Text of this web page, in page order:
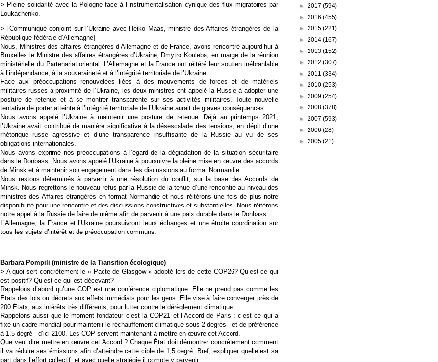
> Pleine solidarité avec la Pologne face à l’instrumentalisation cynique des flux migratoires par
Loukachenko.
> [Communiqué conjoint sur l’Ukraine avec Heiko Maas, ministre des Affaires étrangères de la
République fédérale d’Allemagne]
Nous, Ministres des affaires étrangères d’Allemagne et de France, avons rencontré aujourd’hui à
Bruxelles le Ministre des affaires étrangères d’Ukraine, Dmytro Kouleba, en marge de la réunion
ministérielle du Partenariat oriental. L’Allemagne et la France ont réitéré leur soutien inébranlable
à l’indépendance, à la souveraineté et à l’intégrité territoriale de l’Ukraine.
Face aux préoccupations renouvelées liées à des mouvements de forces et de matériels
militaires russes à proximité de l’Ukraine, les deux ministres ont appelé la Russie à adopter une
posture de retenue et à se montrer transparente sur ses activités militaires. Toute nouvelle
tentative de porter atteinte à l’intégrité territoriale de l’Ukraine aurait de graves conséquences.
Nous avons appelé l’Ukraine à maintenir une posture de retenue. Déjà au printemps 2021,
l’Ukraine avait contribué de manière significative à la désescalade des tensions, en dépit d’une
rhétorique russe agressive et d’une transparence insuffisante de la Russie au vu de ses
obligations internationales.
Nous avons exprimé nos préoccupations à l’égard de la dégradation de la situation sécuritaire
dans le Donbass. Nous avons appelé l’Ukraine à poursuivre la pleine mise en œuvre des accords
de Minsk et à maintenir son engagement dans les discussions au format Normandie.
Nous restons déterminés à parvenir à une résolution du conflit, sur la base des Accords de
Minsk. Nous regrettons le nouveau refus par la Russie de la tenue d’une rencontre au niveau des
ministres des Affaires étrangères en format Normandie et nous réitérons une fois de plus notre
disponibilité pour une rencontre et des discussions constructives et substantielles. Nous réitérons
notre appel à la Russie de faire de même afin de parvenir à une paix durable dans le Donbass.
L’Allemagne, la France et l’Ukraine poursuivront leurs échanges et une étroite coordination sur
tous les sujets d’intérêt et de préoccupation communs.
Barbara Pompili (ministre de la Transition écologique)
> A quoi sert concrètement le « Pacte de Glasgow » adopté lors de cette COP26? Qu’est-ce qui
est positif? Qu’est-ce qui est décevant?
Rappelons d’abord qu’une COP est une conférence diplomatique. Elle ne prend pas comme les
Etats des lois ou décrets aux effets immédiats pour les gens. Elle vise à faire converger près de
200 États, aux intérêts très différents, pour lutter contre le dérèglement climatique.
Rappelons aussi que le moment fondateur c’est laCOP21 et l’Accord de Paris : c’est ce qui a
fixé un cadre mondial pour maintenir le réchauffement climatique sous 2 degrés - et de préférence
à 1,5 degré - d’ici 2100. Les COP servent maintenant à mettre en œuvre cet Accord.
Que veut dire mettre en œuvre cet Accord ? Chaque État doit démontrer concrètement comment
il va réduire ses émissions afin d’atteindre cette cible de 1,5 degré. Bref, expliquer quelle est sa
part dans l’effort collectif, et avec quelle stratégie il compte y parvenir.
► 2017 (594)
► 2016 (455)
► 2015 (221)
► 2014 (167)
► 2013 (152)
► 2012 (307)
► 2011 (334)
► 2010 (253)
► 2009 (254)
► 2008 (378)
► 2007 (593)
► 2006 (28)
► 2005 (21)